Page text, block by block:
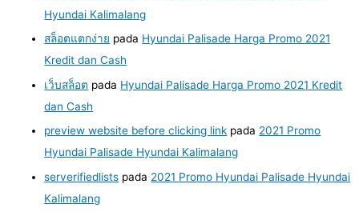
Hyundai Kalimalang
สล็อตแตกง่าย pada Hyundai Palisade Harga Promo 2021
Kredit dan Cash
เว็บสล็อต pada Hyundai Palisade Harga Promo 2021 Kredit
dan Cash
preview website before clicking link pada 2021 Promo
Hyundai Palisade Hyundai Kalimalang
serverifiedlists pada 2021 Promo Hyundai Palisade Hyundai
Kalimalang